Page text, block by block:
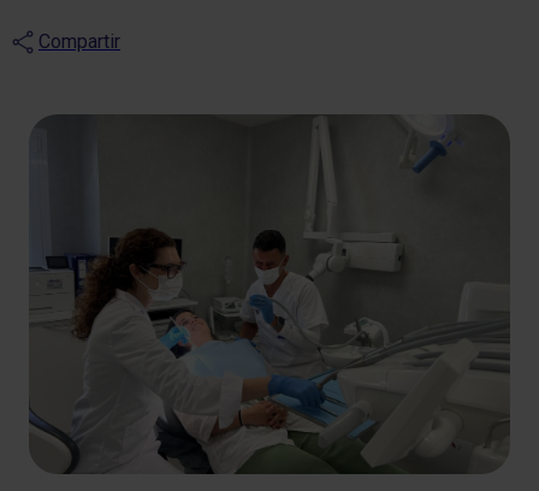
Compartir